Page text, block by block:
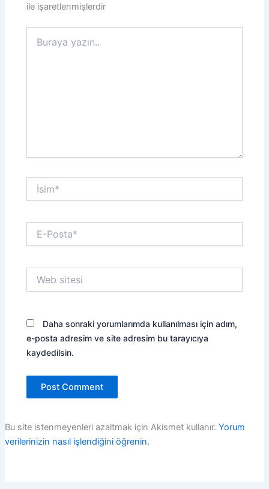
ile işaretlenmişlerdir
yazın..
İsim*
Posta*
sitesi
Daha sonraki yorumlarımda kullanılması için adım,
e-posta adresim ve site adresim bu tarayıcıya
kaydedilsin.
Bu site istenmeyenleri azaltmak için Akismet kullanır. Yorum
verilerinizin nasıl işlendiğini öğrenin.